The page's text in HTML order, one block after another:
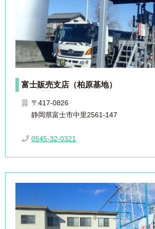
富士販売支店（柏原基地）
〒417-0826
静岡県富士市中里2561-147
0545-32-0321